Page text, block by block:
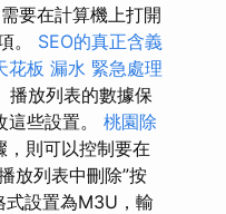
要在計算機上打開
。 SEO的真正含義
花板 漏水 緊急處理
播放列表的數據保
些設置。 桃園除
，則可以控制要在
放列表中刪除”按
式設置為M3U，輸